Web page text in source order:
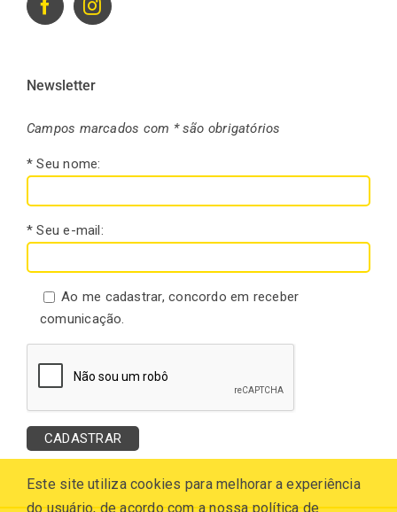
Newsletter
Campos marcados com * são obrigatórios
* Seu nome:
* Seu e-mail:
Ao me cadastrar, concordo em receber
comunicação.
Este site utiliza cookies para melhorar a experiência
do usuário, de acordo com a nossa política de